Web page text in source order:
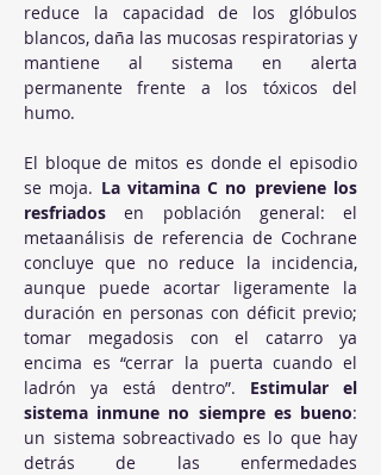
reduce la capacidad de los glóbulos
blancos, daña las mucosas respiratorias y
mantiene al sistema en alerta
permanente frente a los tóxicos del
humo.
El bloque de mitos es donde el episodio
se moja. La vitamina C no previene los
resfriados en población general: el
metaanálisis de referencia de Cochrane
concluye que no reduce la incidencia,
aunque puede acortar ligeramente la
duración en personas con déficit previo;
tomar megadosis con el catarro ya
encima es “cerrar la puerta cuando el
ladrón ya está dentro”. Estimular el
sistema inmune no siempre es bueno:
un sistema sobreactivado es lo que hay
detrás de las enfermedades